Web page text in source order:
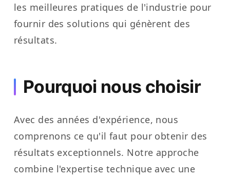
les meilleures pratiques de l'industrie pour
fournir des solutions qui génèrent des
résultats.
Pourquoi nous choisir
Avec des années d'expérience, nous
comprenons ce qu'il faut pour obtenir des
résultats exceptionnels. Notre approche
combine l'expertise technique avec une